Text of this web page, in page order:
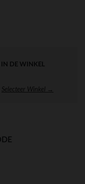
DE WINKEL
Selecteer Winkel →